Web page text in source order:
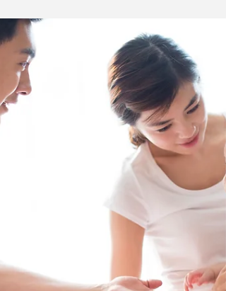
の社会科】第125回 6/21（日）
20時＠オンライン
「教室における政治的中立性」と民主主義＆市民
教育の関係性を問う 2026年6月21日（日）夜20時
オンラインで開催する「英語で学ぶ大人の社会
科」ワークショップは、The Conversationが発表し
た記事「社会科は『中立』であるべきなのか？」
をもとに「民主主義と教育の関係性」について英
語で議論します。 「教室における政治的中立性
をめぐる議論【英語で学ぶ大人の社会科】第125
6/21（日）20時＠オンライン 平和学習の目的で沖
縄県名護市辺野古沖を訪問していた同志社国際高
（京田辺市）の生徒が船の転覆事故で死亡した事
件について、文部科学省と京都府が同志社国際高
と認定しました。同校の学生と船を操縦していた
船長が亡くなったことから、校外学習の安全性を